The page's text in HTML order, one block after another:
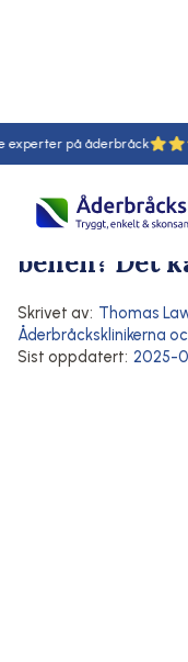
på åderbråck
Hem/Artiklar/Här
Symtom på åderbråck
benen? Det
Skrivet av: Thomas
Åderbråcksklinikerna
Sist oppdatert: 2025-